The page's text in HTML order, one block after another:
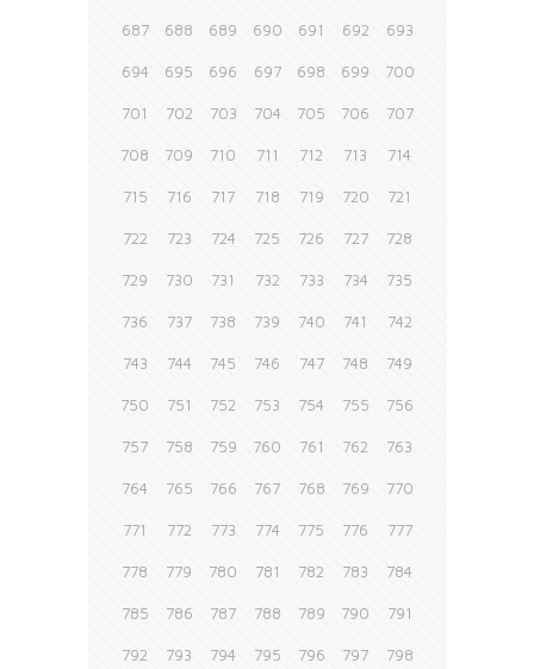
687 688 689 690 691 692 693
694 695 696 697 698 699 700
701 702 703 704 705 706 707
708 709 710 711 712 713 714
715 716 717 718 719 720 721
722 723 724 725 726 727 728
729 730 731 732 733 734 735
736 737 738 739 740 741 742
743 744 745 746 747 748 749
750 751 752 753 754 755 756
757 758 759 760 761 762 763
764 765 766 767 768 769 770
771 772 773 774 775 776 777
778 779 780 781 782 783 784
785 786 787 788 789 790 791
792 793 794 795 796 797 798